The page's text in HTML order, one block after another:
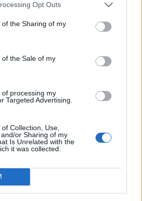
Opt Outs
the Sharing of my
the Sale of my
processing my
Targeted Advertising.
Collection, Use,
or Sharing of my
Is Unrelated with the
it was collected.